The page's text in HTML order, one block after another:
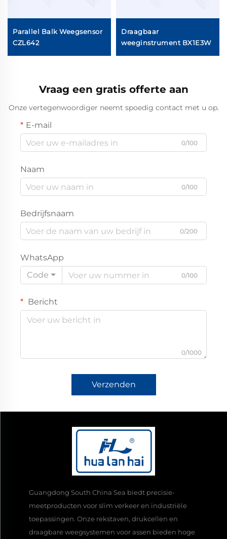
Parallel Balk Weegsensor
CZL642
Draagbaar
weeginstrument BX1E3W
Vraag een gratis offerte aan
Onze vertegenwoordiger neemt spoedig contact met u op.
E-mail
0/100
Naam
0/100
Bedrijfsnaam
0/200
WhatsApp
Code
0/100
Bericht
0/1000
Verzenden
Guangdong South China Sea biedt precisie-
meetproducten voor slim verkeer en industriële
toepassingen. Onze rekstaven, drukcellen en
draagbare weegsystemen voor assen bieden hoge